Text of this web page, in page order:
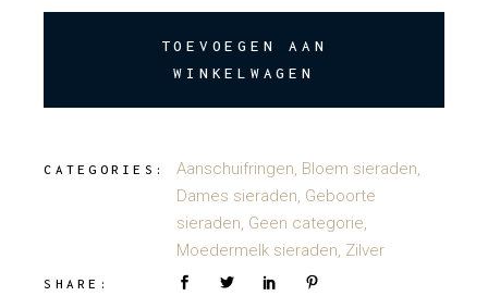
TOEVOEGEN AAN
WINKELWAGEN
CATEGORIES: Aanschuifringen, Bloem sieraden,
Dames sieraden, Geboorte
sieraden, Geen categorie,
Moedermelk sieraden, Zilver
SHARE: